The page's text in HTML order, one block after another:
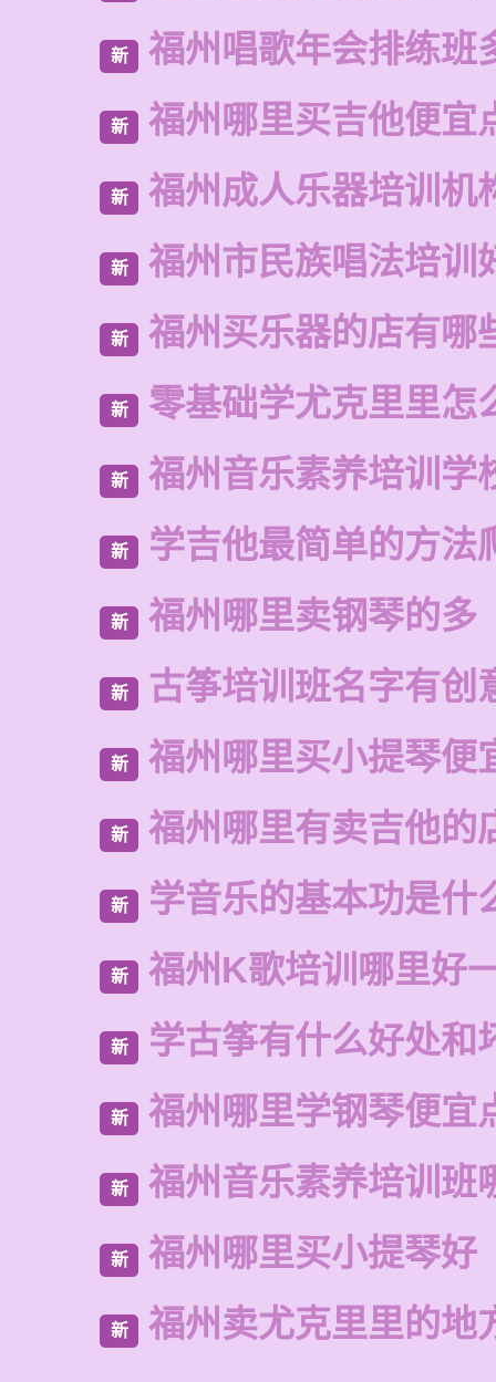
新 福州唱歌年会排练班
新 福州哪里买吉他便宜
新 福州成人乐器培训机
新 福州市民族唱法培训
新 福州买乐器的店有哪
新 零基础学尤克里里怎
新 福州音乐素养培训学
新 学吉他最简单的方法
新 福州哪里卖钢琴的多
新 古筝培训班名字有创
新 福州哪里买小提琴便
新 福州哪里有卖吉他的
新 学音乐的基本功是什
新 福州K歌培训哪里好
新 学古筝有什么好处和
新 福州哪里学钢琴便宜
新 福州音乐素养培训班
新 福州哪里买小提琴好
新 福州卖尤克里里的地